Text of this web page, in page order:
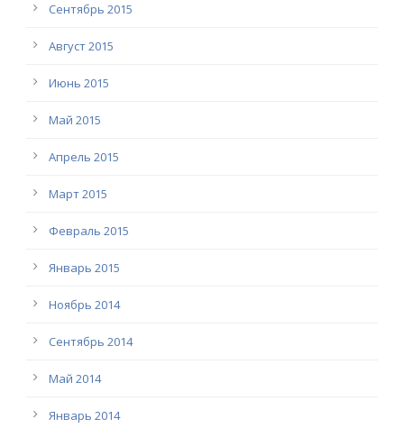
Сентябрь 2015
Август 2015
Июнь 2015
Май 2015
Апрель 2015
Март 2015
Февраль 2015
Январь 2015
Ноябрь 2014
Сентябрь 2014
Май 2014
Январь 2014